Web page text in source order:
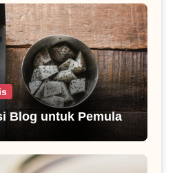
Blog untuk Pemula